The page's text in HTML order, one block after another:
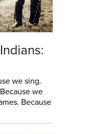
we sing.
we
Because